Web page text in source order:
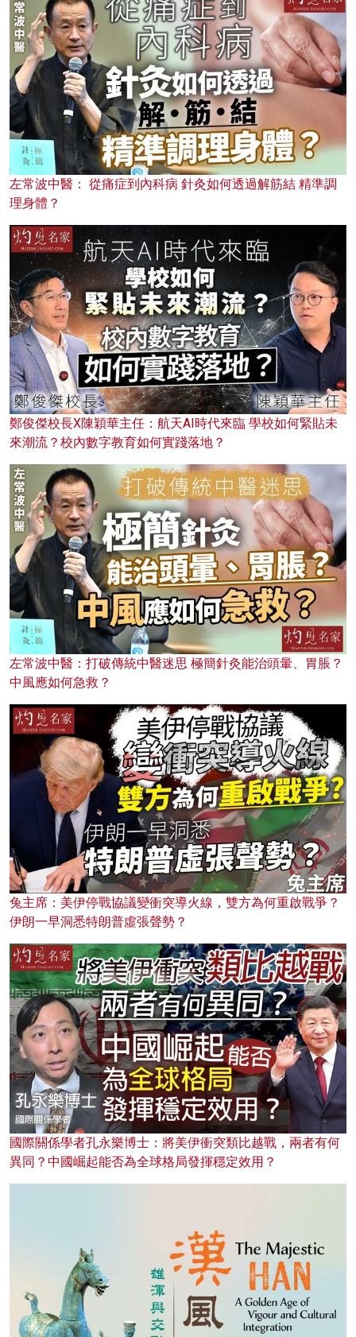
左常波中醫： 從痛症到內科病 針灸如何透過解筋結 精準調
理身體？
鄭俊傑校長X陳穎華主任：航天AI時代來臨 學校如何緊貼未
來潮流？校內數字教育如何實踐落地？
左常波中醫：打破傳統中醫迷思 極簡針灸能治頭暈、胃脹？
中風應如何急救？
兔主席：美伊停戰協議變衝突導火線，雙方為何重啟戰爭？
伊朗一早洞悉特朗普虛張聲勢？
國際關係學者孔永樂博士：將美伊衝突類比越戰，兩者有何
異同？中國崛起能否為全球格局發揮穩定效用？